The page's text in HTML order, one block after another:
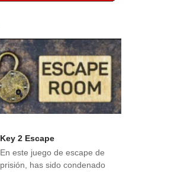
Key 2 Escape
En este juego de escape de
prisión, has sido condenado